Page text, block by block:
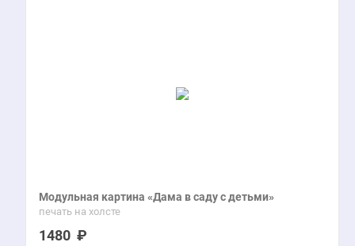
Модульная картина «Дама в саду с детьми»
печать на холсте
1480